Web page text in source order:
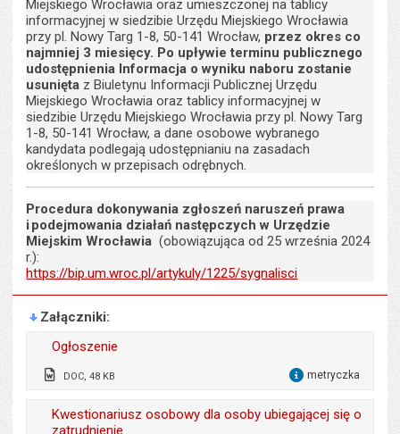
Miejskiego Wrocławia oraz umieszczonej na tablicy
informacyjnej w siedzibie Urzędu Miejskiego Wrocławia
przy pl. Nowy Targ 1-8, 50-141 Wrocław, przez okres co
najmniej 3 miesięcy. Po upływie terminu publicznego
udostępnienia Informacja o wyniku naboru zostanie
usunięta z Biuletynu Informacji Publicznej Urzędu
Miejskiego Wrocławia oraz tablicy informacyjnej w
siedzibie Urzędu Miejskiego Wrocławia przy pl. Nowy Targ
1-8, 50-141 Wrocław, a dane osobowe wybranego
kandydata podlegają udostępnianiu na zasadach
określonych w przepisach odrębnych.
Procedura dokonywania zgłoszeń naruszeń prawa
i podejmowania działań następczych w Urzędzie
Miejskim Wrocławia(obowiązująca od 25 września 2024
r.):
https://bip.um.wroc.pl/artykuly/1225/sygnalisci
Załączniki
Ogłoszenie
DOC, 48 KB metryczka
Wytworzył:
Karol Smoliński, Marta
Kalicińska
Kwestionariusz osobowy dla osoby ubiegającej się o
zatrudnienie